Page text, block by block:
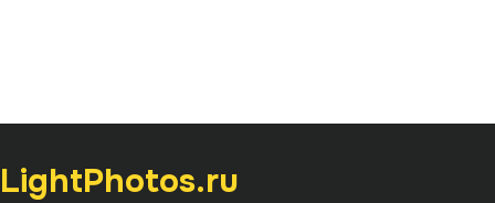
LightPhotos.ru